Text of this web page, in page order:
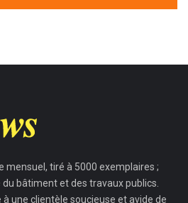
mensuel, tiré à 5000 exemplaires ;
bâtiment et des travaux publics.
à une clientèle soucieuse et avide de